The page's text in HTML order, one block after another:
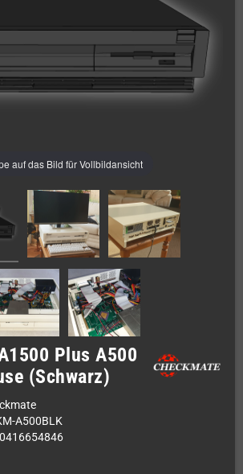
auf das Bild für Vollbildansicht
Plus A500
(Schwarz)
A500BLK